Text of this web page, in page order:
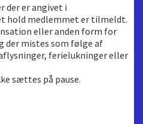
der er angivet i
hold medlemmet er tilmeldt.
eller anden form for
mistes som følge af
ferielukninger eller
sættes på pause.